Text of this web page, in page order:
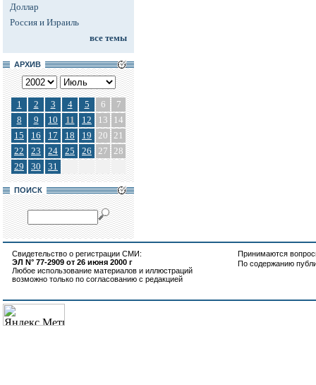
Доллар
Россия и Израиль
все темы
АРХИВ
1 2 3 4 5 6
7
8
9 10 11 12 13
14
15
16 17 18 19 20 21
22
23 24 25 26 27 28
29
30 31
ПОИСК
Свидетельство о регистрации СМИ:
ЭЛ N° 77-2909 от 26 июня 2000 г
Любое использование материалов и иллюстраций
возможно только по согласованию с редакцией
Принимаются
По содержанию